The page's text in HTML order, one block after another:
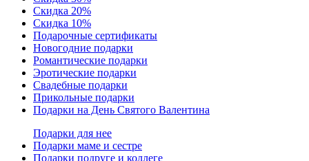
Скидка 20%
Скидка 10%
Подарочные сертификаты
Новогодние подарки
Романтические подарки
Эротические подарки
Свадебные подарки
Прикольные подарки
Подарки на День Святого Валентина
Подарки для нее
Подарки маме и сестре
Подарки подруге и коллеге